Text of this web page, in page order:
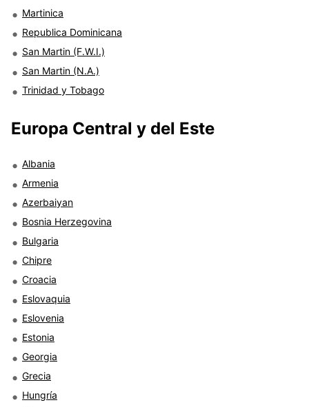
Martinica
Republica Dominicana
San Martin (F.W.I.)
San Martin (N.A.)
Trinidad y Tobago
Europa Central y del Este
Albania
Armenia
Azerbaiyan
Bosnia Herzegovina
Bulgaria
Chipre
Croacia
Eslovaquia
Eslovenia
Estonia
Georgia
Grecia
Hungría